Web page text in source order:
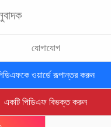
যোগাযোগ
ওয়ার্ডে রূপান্তর করুন
একটি পিডিএফ বিভক্ত করুন